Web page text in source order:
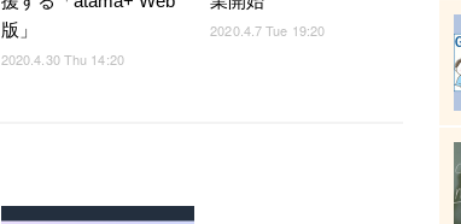
版」
2020.4.30 Thu 14:20
2020.4.7 Tue 19:20